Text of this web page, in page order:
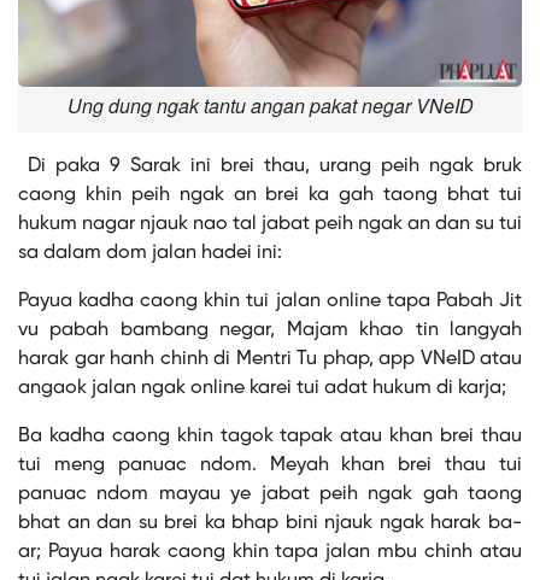
Ung dung ngak tantu angan pakat negar VNeID
Di paka 9 Sarak ini brei thau, urang peih ngak bruk
caong khin peih ngak an brei ka gah taong bhat tui
hukum nagar njauk nao tal jabat peih ngak an dan su tui
sa dalam dom jalan hadei ini:
Payua kadha caong khin tui jalan online tapa Pabah Jit
vu pabah bambang negar, Majam khao tin langyah
harak gar hanh chinh di Mentri Tu phap, app VNeID atau
angaok jalan ngak online karei tui adat hukum di karja;
Ba kadha caong khin tagok tapak atau khan brei thau
tui meng panuac ndom. Meyah khan brei thau tui
panuac ndom mayau ye jabat peih ngak gah taong
bhat an dan su brei ka bhap bini njauk ngak harak ba-
ar; Payua harak caong khin tapa jalan mbu chinh atau